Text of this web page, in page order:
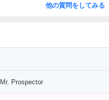
他の質問をしてみる
Mr. Prospector